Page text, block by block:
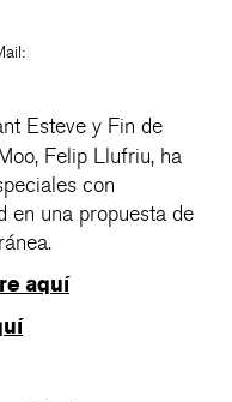
Esteve y Fin de
Felip Llufriu, ha
con
en una propuesta de
aquí